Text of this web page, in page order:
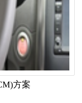
方案